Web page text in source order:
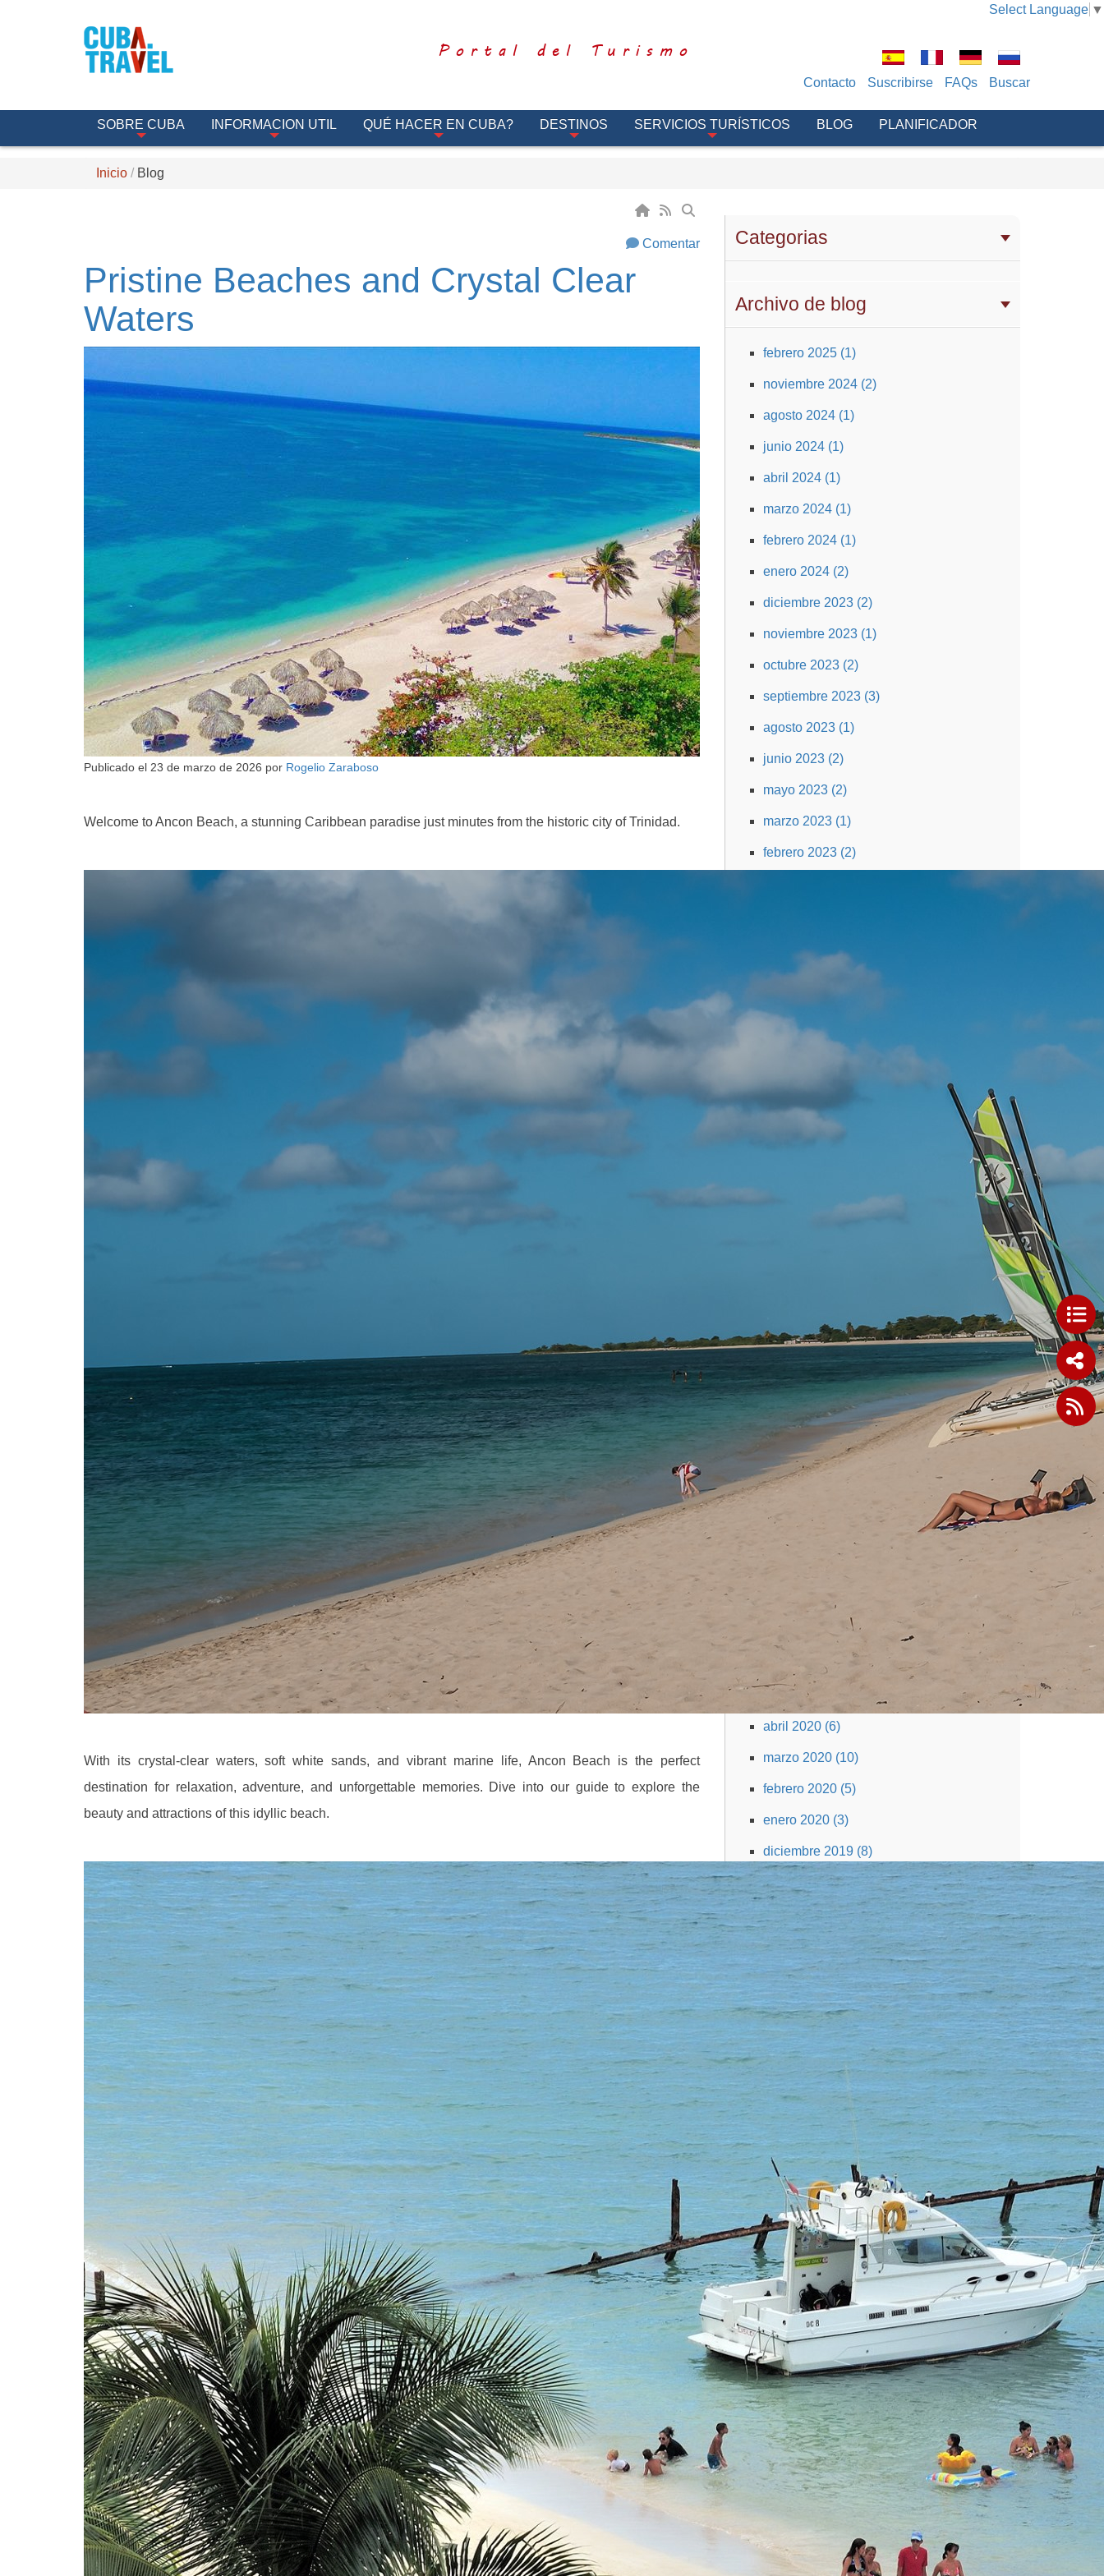
Select Language ▼
Portal del Turismo
Contacto Suscribirse FAQs Buscar
SOBRE CUBA INFORMACION UTIL QUÉ HACER EN CUBA? DESTINOS SERVICIOS TURÍSTICOS BLOG PLANIFICADOR
Inicio Blog
Categorias
Archivo de blog
febrero 2025 (1)
noviembre 2024 (2)
agosto 2024 (1)
junio 2024 (1)
abril 2024 (1)
marzo 2024 (1)
febrero 2024 (1)
enero 2024 (2)
diciembre 2023 (2)
noviembre 2023 (1)
octubre 2023 (2)
septiembre 2023 (3)
agosto 2023 (1)
junio 2023 (2)
mayo 2023 (2)
marzo 2023 (1)
febrero 2023 (2)
agosto 2022 (2)
febrero 2022 (1)
noviembre 2021 (1)
septiembre 2021 (3)
mayo 2021 (4)
abril 2021 (5)
marzo 2021 (6)
febrero 2021 (4)
enero 2021 (8)
diciembre 2020 (18)
octubre 2020 (13)
agosto 2020 (5)
julio 2020 (11)
junio 2020 (7)
mayo 2020 (3)
abril 2020 (6)
marzo 2020 (10)
febrero 2020 (5)
enero 2020 (3)
diciembre 2019 (8)
noviembre 2019 (6)
octubre 2019 (9)
septiembre 2019 (8)
agosto 2019 (8)
julio 2019 (8)
junio 2019 (8)
mayo 2019 (7)
abril 2019 (6)
marzo 2019 (7)
febrero 2019 (7)
enero 2019 (8)
diciembre 2018 (9)
noviembre 2018 (8)
octubre 2018 (2)
agosto 2018 (2)
julio 2018 (1)
mayo 2018 (6)
abril 2018 (2)
marzo 2018 (5)
febrero 2018 (3)
enero 2018 (6)
diciembre 2017 (8)
noviembre 2017 (4)
Comentar
Pristine Beaches and Crystal Clear
Waters
Publicado el 23 de marzo de 2026 por Rogelio Zaraboso
Welcome to Ancon Beach, a stunning Caribbean paradise just minutes from the historic city of Trinidad.
With its crystal-clear waters, soft white sands, and vibrant marine life, Ancon Beach is the perfect
destination for relaxation, adventure, and unforgettable memories. Dive into our guide to explore the
beauty and attractions of this idyllic beach.